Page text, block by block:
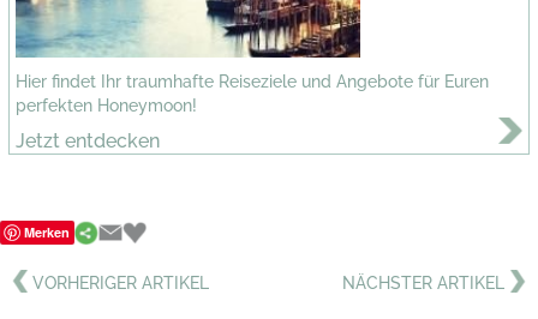
Hier findet Ihr traumhafte Reiseziele und Angebote für Euren
perfekten Honeymoon!
Jetzt entdecken
Merken
VORHERIGER ARTIKEL NÄCHSTER ARTIKEL